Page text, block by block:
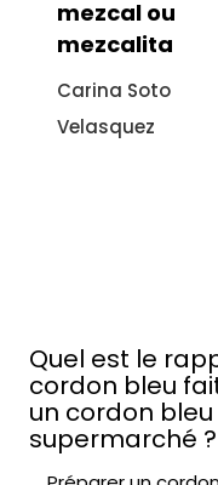
d'aubergine
Josselin Marie
Facile
Quel est le
cordon bleu
un cordon
supermarché ?